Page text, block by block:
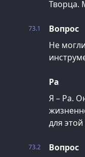
Творца.
73.1
Вопрос
Не
Ра
Я – Ра.
для
73.2
Вопрос